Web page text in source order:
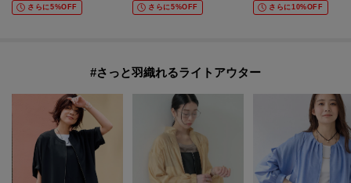
さらに5%OFF さらに5%OFF さらに10%OFF
#さっと羽織れるライトアウター